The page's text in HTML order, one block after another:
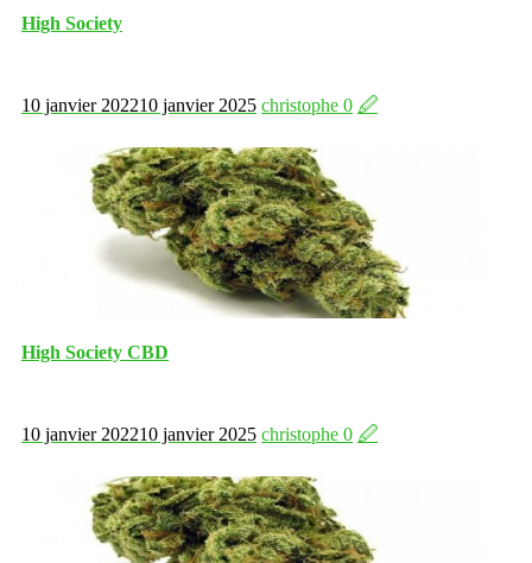
High Society
10 janvier 202210 janvier 2025 christophe 0 🖉
High Society CBD
10 janvier 202210 janvier 2025 christophe 0 🖉